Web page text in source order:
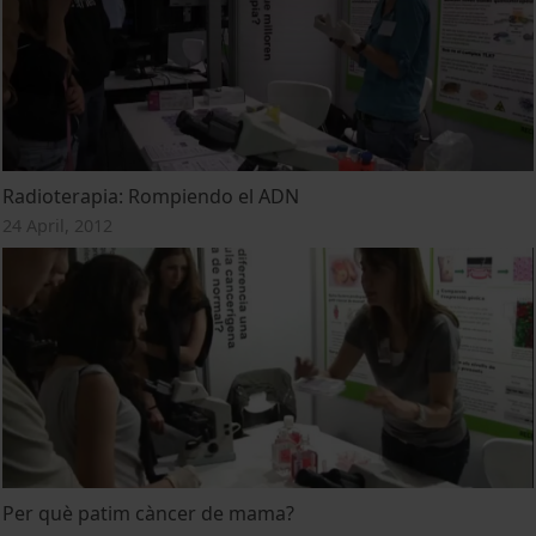
Radioterapia: Rompiendo el ADN
24 April, 2012
Per què patim càncer de mama?